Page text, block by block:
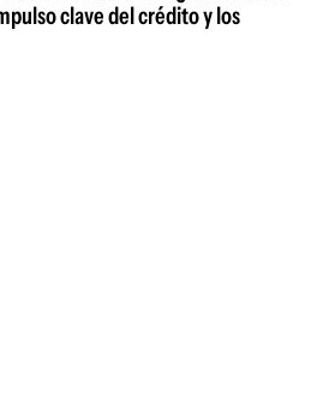
clave del crédito y los